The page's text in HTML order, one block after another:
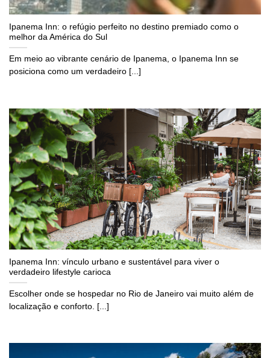
Ipanema Inn: o refúgio perfeito no destino premiado como o
melhor da América do Sul
Em meio ao vibrante cenário de Ipanema, o Ipanema Inn se
posiciona como um verdadeiro [...]
Ipanema Inn: vínculo urbano e sustentável para viver o
verdadeiro lifestyle carioca
Escolher onde se hospedar no Rio de Janeiro vai muito além de
localização e conforto. [...]